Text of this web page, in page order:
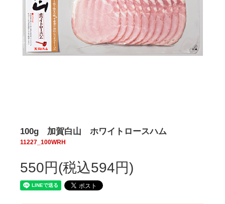
2025/01/05
「お肉」のご注文は「お急ぎ便」「当日出荷」の
対象外です。詳しくは各ページの「商品説明」欄をご確認くださ
2025/01/05
【ご注意】配送をお急ぎの方は、日付指定をせず
に、備考欄にその旨をご記入ください。品物が準備出来次第、発
100g 加賀白山 ホワイトロースハム
11227_100WRH
550円(税込594円)